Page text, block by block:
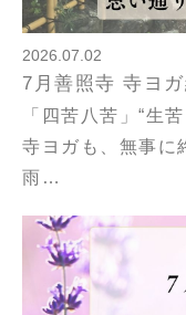
2026.07.02
7月善照寺 寺ヨ
「四苦八苦」“生
寺ヨガも、無事に
雨…